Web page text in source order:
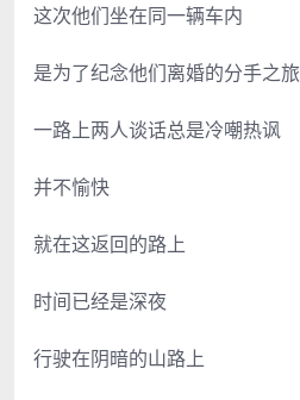
这次他们坐在同一辆车内
是为了纪念他们离婚的分手之旅
一路上两人谈话总是冷嘲热讽
并不愉快
就在这返回的路上
时间已经是深夜
行驶在阴暗的山路上